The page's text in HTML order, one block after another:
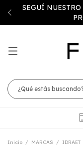
SEGUÍ
Inicio / MARCAS / IDRAET